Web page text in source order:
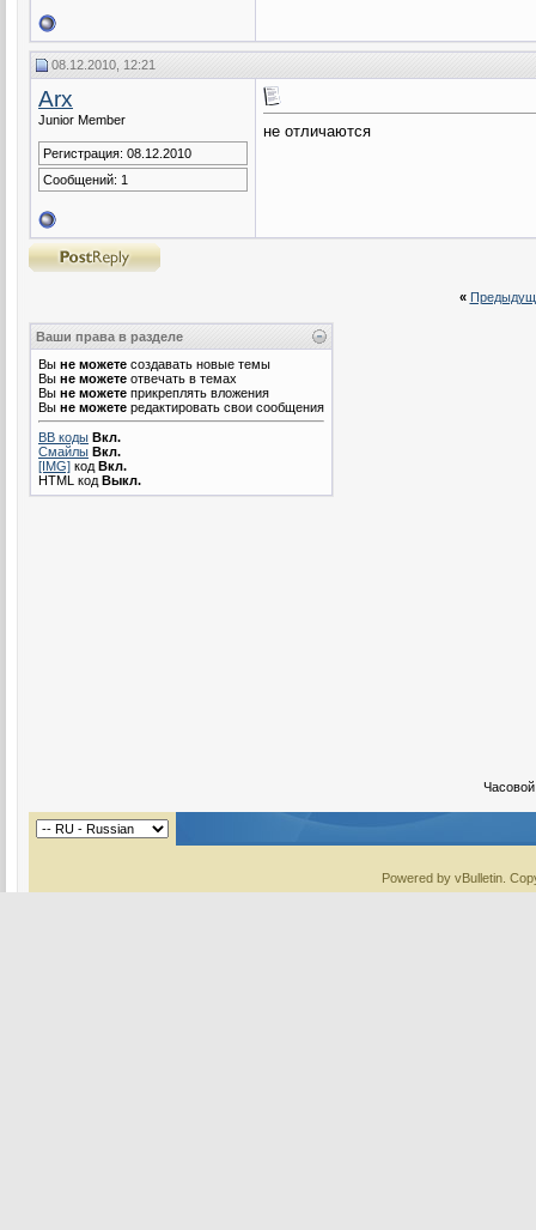
08.12.2010, 12:21
Arx
Junior Member
Регистрация: 08.12.2010
Сообщений: 1
не отличаются
«
Ваши права в разделе
Вы не можете создавать новые темы
Вы не можете отвечать в темах
Вы не можете прикреплять вложения
Вы не можете редактировать свои сообщения
BB коды Вкл.
Смайлы Вкл.
[IMG] код Вкл.
HTML код Выкл.
Powered by vBulletin.